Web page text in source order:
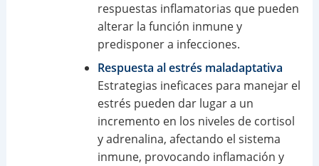
respuestas inflamatorias que pueden
alterar la función inmune y
predisponer a infecciones.
Respuesta al estrés maladaptativa
Estrategias ineficaces para manejar el
estrés pueden dar lugar a un
incremento en los niveles de cortisol
y adrenalina, afectando el sistema
inmune, provocando inflamación y